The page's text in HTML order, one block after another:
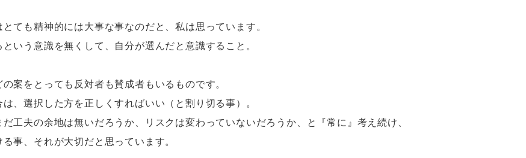
ても精神的には大事な事なのだと、私は思っています。
いう意識を無くして、自分が選んだと意識すること。
案をとっても反対者も賛成者もいるものです。
、選択した方を正しくすればいい（と割り切る事）。
工夫の余地は無いだろうか、リスクは変わっていないだろうか、と『常に』考え続け、
事、それが大切だと思っています。